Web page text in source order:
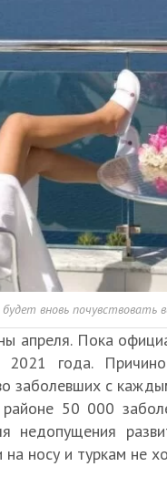
вновь почувствовать
апреля. Пока
года.
заболевших с
50 000
недопущения
носу и туркам не